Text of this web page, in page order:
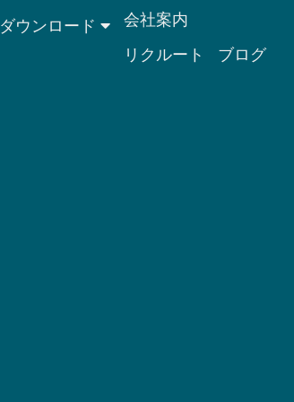
ダウンロード
会社案内
リクルート
ブログ